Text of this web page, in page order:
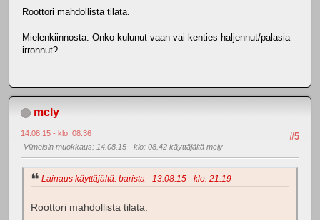
Roottori mahdollista tilata.
Mielenkiinnosta: Onko kulunut vaan vai kenties haljennut/palasia
irronnut?
mcly
#5
14.08.15 - klo: 08.36
Viimeisin muokkaus: 14.08.15 - klo: 08.42 käyttäjältä mcly
Lainaus käyttäjältä: barista - 13.08.15 - klo: 21.19
Roottori mahdollista tilata.